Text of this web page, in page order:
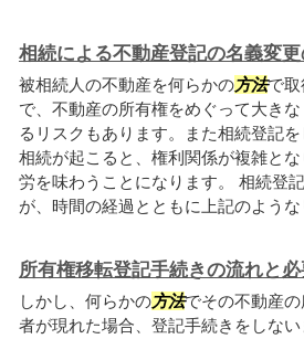
相続による不動産登記の名義変
被相続人の不動産を何らかの方法で取
で、不動産の所有権をめぐって大き
るリスクもあります。また相続登記
相続が起こると、権利関係が複雑と
労を味わうことになります。 相続登
が、時間の経過とともに上記のよう
所有権移転登記手続きの流れと
しかし、何らかの方法でその不動産
者が現れた場合、登記手続きをしない